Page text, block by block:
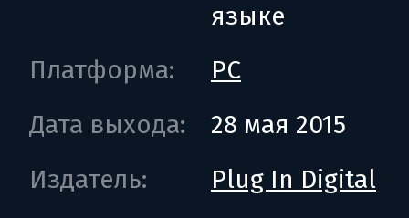
языке
Платформа:
PC
Дата выхода:
28 мая 2015
Издатель:
Plug In Digital